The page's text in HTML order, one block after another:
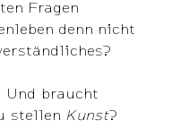
Fragen
denn nicht
Und braucht
stellen Kunst?